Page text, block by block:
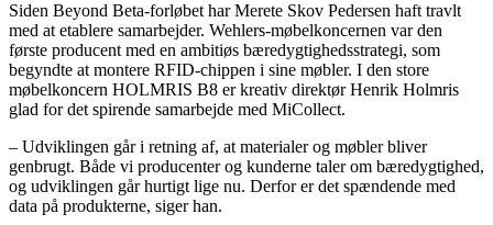
Siden Beyond Beta-forløbet har Merete Skov Pedersen haft travlt
med at etablere samarbejder. Wehlers-møbelkoncernen var den
første producent med en ambitiøs bæredygtighedsstrategi, som
begyndte at montere RFID-chippen i sine møbler. I den store
møbelkoncern HOLMRIS B8 er kreativ direktør Henrik Holmris
glad for det spirende samarbejde med MiCollect.
– Udviklingen går i retning af, at materialer og møbler bliver
genbrugt. Både vi producenter og kunderne taler om bæredygtighed,
og udviklingen går hurtigt lige nu. Derfor er det spændende med
data på produkterne, siger han.